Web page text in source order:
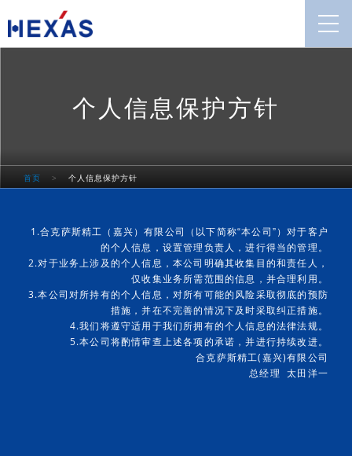
个人信息保护方针
首页 > 个人信息保护方针
1.合克萨斯精工（嘉兴）有限公司（以下简称“本公司”）对于客户
的个人信息，设置管理负责人，进行得当的管理。
2.对于业务上涉及的个人信息，本公司明确其收集目的和责任人，
仅收集业务所需范围的信息，并合理利用。
3.本公司对所持有的个人信息，对所有可能的风险采取彻底的预防
措施，并在不完善的情况下及时采取纠正措施。
4.我们将遵守适用于我们所拥有的个人信息的法律法规。
5.本公司将酌情审查上述各项的承诺，并进行持续改进。
合克萨斯精工(嘉兴)有限公司
总经理 太田洋一